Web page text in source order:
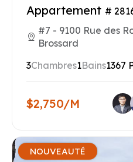
Appartement #
#7 - 9100 Rue des
Brossard
3Chambres1Bains1367
$2,750/M
NOUVEAUTÉ